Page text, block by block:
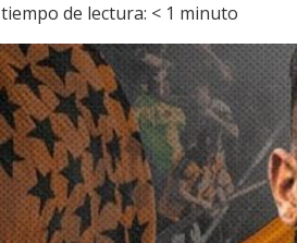
tiempo de lectura: < 1 minuto